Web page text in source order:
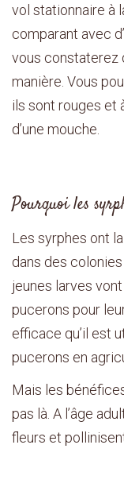
vol stationnaire à
comparant avec
vous constaterez
manière. Vous
ils sont rouges et
d’une mouche.
Pourquoi les
Les syrphes ont
dans des
jeunes larves
pucerons pour
efficace qu’il est
pucerons en
Mais les
pas là. A l’âge
fleurs et